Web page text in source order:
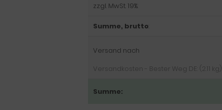
zzgl. MwSt. 19%:
Summe, brutto:
Versand nach
Versandkosten - Bester Weg DE: (2.11 kg):
Summe: